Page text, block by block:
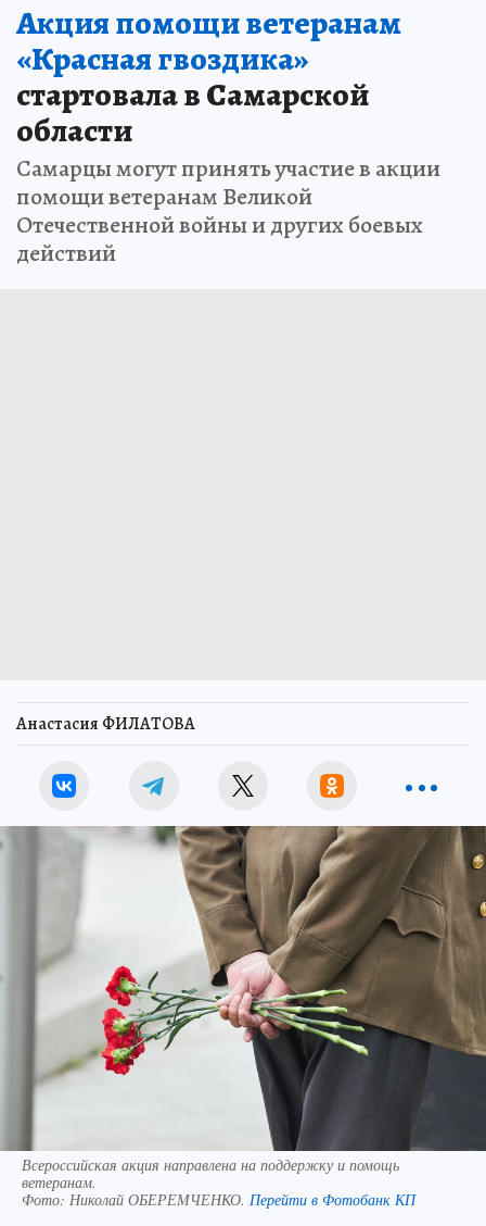
Акция помощи ветеранам
«Красная гвоздика»
стартовала в Самарской
области
Самарцы могут принять участие в акции
помощи ветеранам Великой
Отечественной войны и других боевых
действий
Анастасия ФИЛАТОВА
Всероссийская акция направлена на поддержку и помощь
ветеранам.
Фото: Николай ОБЕРЕМЧЕНКО. Перейти в Фотобанк КП